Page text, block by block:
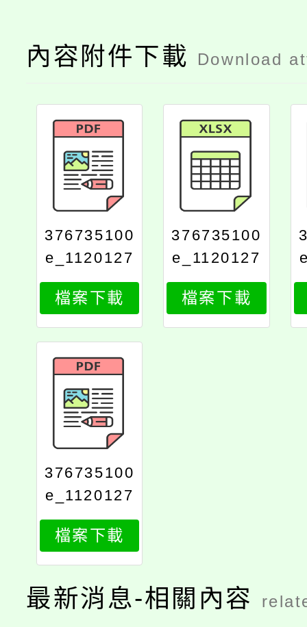
內容附件下載 Download
376735100
e_1120127
668_attach
4
檔案下載
376735100
e_1120127
668_attach
3
檔案下載
376735100
e_1120127
668_attach
1
檔案下載
最新消息-相關內容